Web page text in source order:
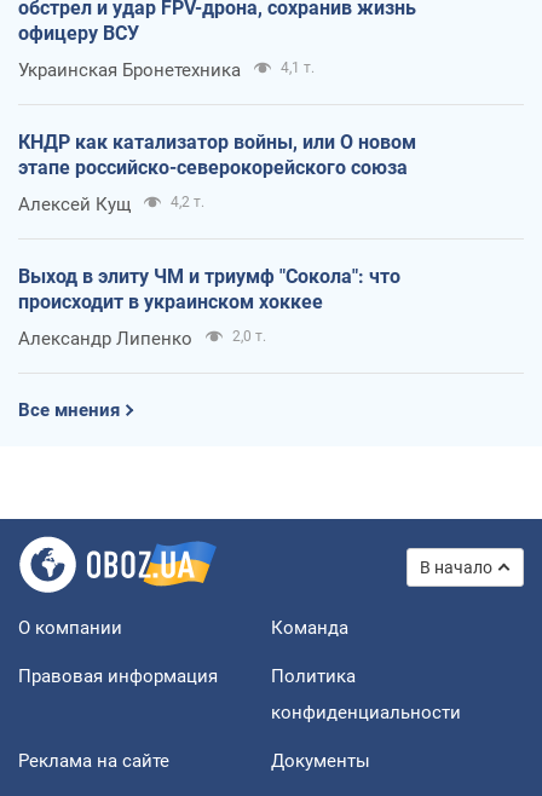
обстрел и удар FPV-дрона, сохранив жизнь
офицеру ВСУ
Украинская Бронетехника 4,1 т.
КНДР как катализатор войны, или О новом
этапе российско-северокорейского союза
Алексей Кущ 4,2 т.
Выход в элиту ЧМ и триумф "Сокола": что
происходит в украинском хоккее
Александр Липенко 2,0 т.
Все мнения
В начало
О компании Команда
Правовая информация
Политика
конфиденциальности
Реклама на сайте Документы